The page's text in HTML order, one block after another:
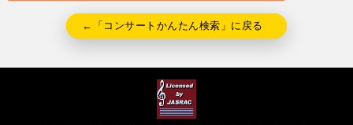
←「コンサートかんたん検索」に戻る